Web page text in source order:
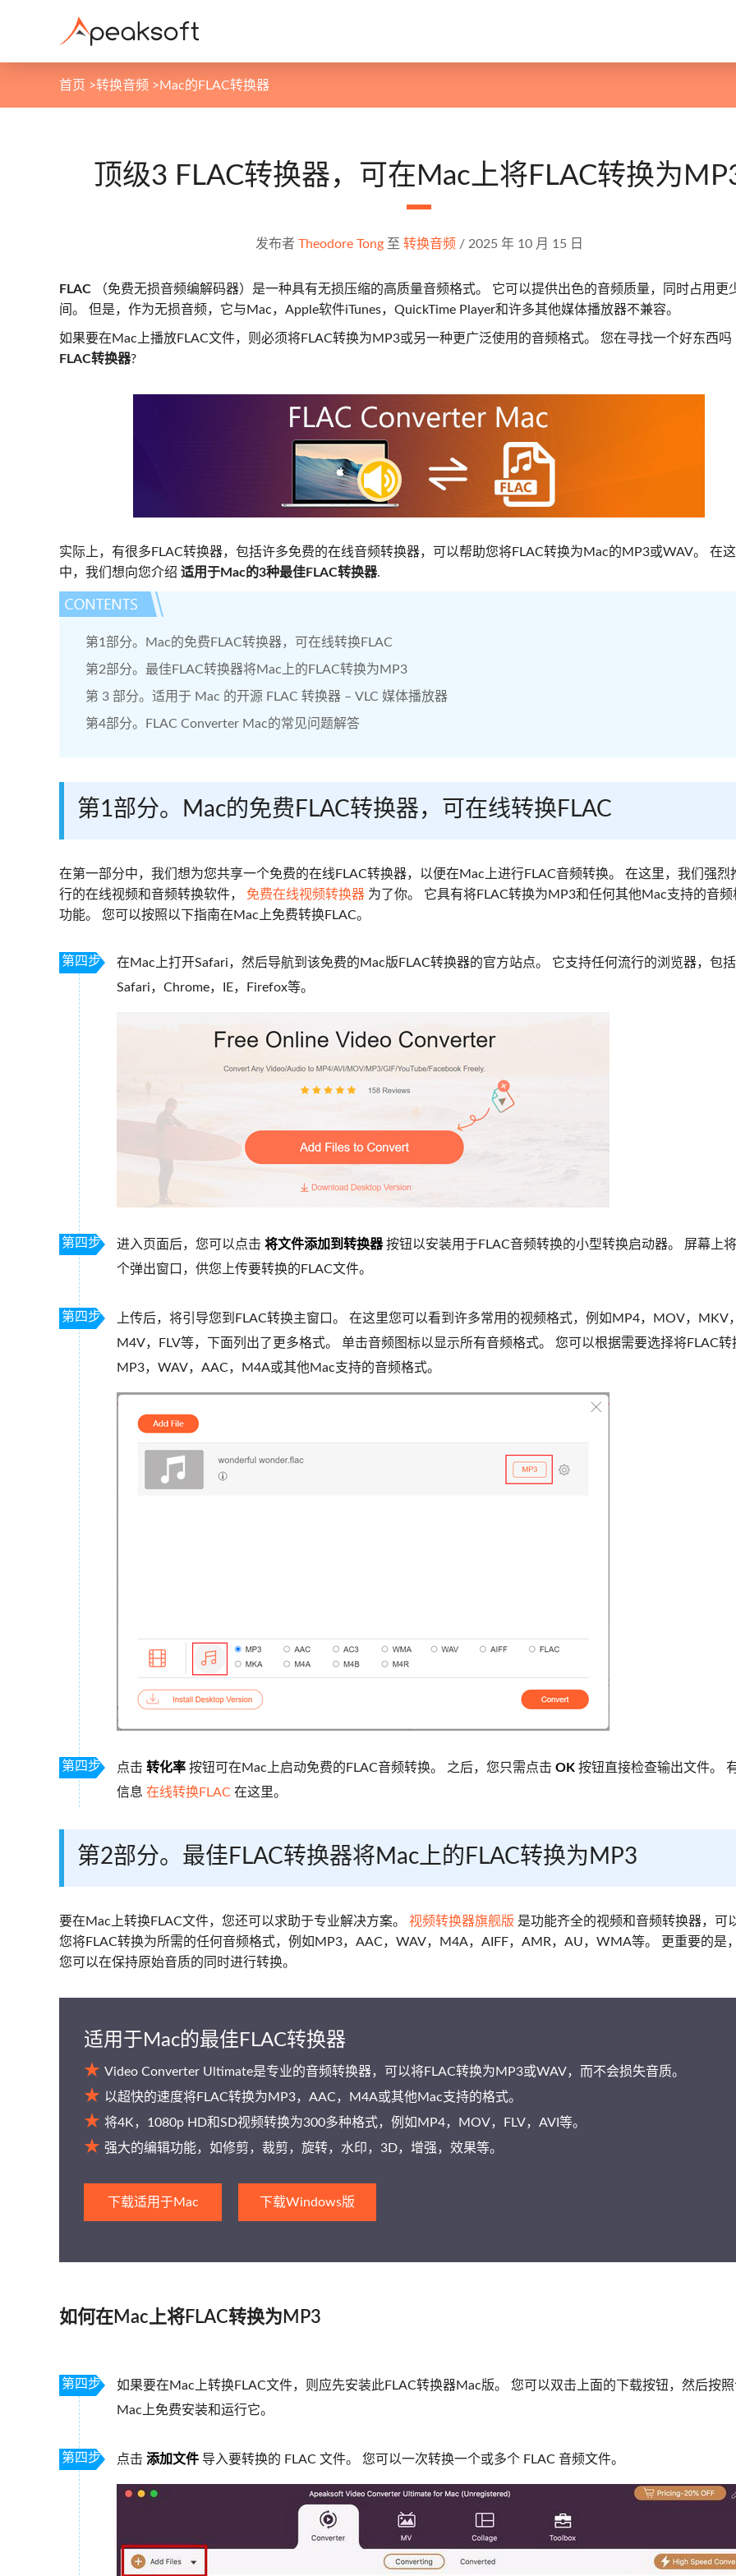
首页 >转换音频 >Mac的FLAC转换器
顶级3 FLAC转换器，可在Mac上将FLAC转换为
发布者 Theodore Tong至 转换音频 / 2025 年 10 月 15 日
FLAC （免费无损音频编解码器）是一种具有无损压缩的高质量音频格式。 它可以提供出色的音频质量，同时占用更
间。 但是，作为无损音频，它与Mac，Apple软件iTunes，QuickTime Player和许多其他媒体播放器不兼容。
如果要在Mac上播放FLAC文件，则必须将FLAC转换为MP3或另一种更广泛使用的音频格式。 您在寻找一个好东西吗
FLAC转换器?
实际上，有很多FLAC转换器，包括许多免费的在线音频转换器，可以帮助您将FLAC转换为Mac的MP3或WAV。 在
中，我们想向您介绍 适用于Mac的3种最佳FLAC转换器.
第1部分。Mac的免费FLAC转换器，可在线转换FLAC
第2部分。最佳FLAC转换器将Mac上的FLAC转换为MP3
第 3 部分。适用于 Mac 的开源 FLAC 转换器 – VLC 媒体播放器
第4部分。FLAC Converter Mac的常见问题解答
第1部分。Mac的免费FLAC转换器，可在线转换FLAC
在第一部分中，我们想为您共享一个免费的在线FLAC转换器，以便在Mac上进行FLAC音频转换。 在这里，我们强烈
行的在线视频和音频转换软件， 免费在线视频转换器 为了你。 它具有将FLAC转换为MP3和任何其他Mac支持的音频
功能。 您可以按照以下指南在Mac上免费转换FLAC。
第四步
在Mac上打开Safari，然后导航到该免费的Mac版FLAC转换器的官方站点。 它支持任何流行的浏览器，包括
Safari，Chrome，IE，Firefox等。
第四步 进入页面后，您可以点击 将文件添加到转换器按钮以安装用于FLAC音频转换的小型转换启动器。 屏幕上
个弹出窗口，供您上传要转换的FLAC文件。
第四步
上传后，将引导您到FLAC转换主窗口。 在这里您可以看到许多常用的视频格式，例如MP4，MOV，MKV
M4V，FLV等，下面列出了更多格式。 单击音频图标以显示所有音频格式。 您可以根据需要选择将FLAC转
MP3，WAV，AAC，M4A或其他Mac支持的音频格式。
第四步 点击 转化率 按钮可在Mac上启动免费的FLAC音频转换。 之后，您只需点击 OK 按钮直接检查输出文件。
信息 在线转换FLAC 在这里。
第2部分。最佳FLAC转换器将Mac上的FLAC转换为MP3
要在Mac上转换FLAC文件，您还可以求助于专业解决方案。 视频转换器旗舰版 是功能齐全的视频和音频转换器，可
您将FLAC转换为所需的任何音频格式，例如MP3，AAC，WAV，M4A，AIFF，AMR，AU，WMA等。 更重要的是
您可以在保持原始音质的同时进行转换。
适用于Mac的最佳FLAC转换器
Video Converter Ultimate是专业的音频转换器，可以将FLAC转换为MP3或WAV，而不会损失音质。
以超快的速度将FLAC转换为MP3，AAC，M4A或其他Mac支持的格式。
将4K，1080p HD和SD视频转换为300多种格式，例如MP4，MOV，FLV，AVI等。
强大的编辑功能，如修剪，裁剪，旋转，水印，3D，增强，效果等。
下载适用于Mac 下载Windows版
如何在Mac上将FLAC转换为MP3
第四步
如果要在Mac上转换FLAC文件，则应先安装此FLAC转换器Mac版。 您可以双击上面的下载按钮，然后按
Mac上免费安装和运行它。
第四步 点击 添加文件 导入要转换的 FLAC 文件。 您可以一次转换一个或多个 FLAC 音频文件。